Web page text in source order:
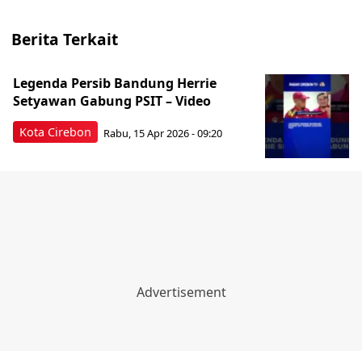
Berita Terkait
Kota Cirebon
Legenda Persib Bandung Herrie
Setyawan Gabung PSIT – Video
Rabu, 15 Apr 2026 - 09:20